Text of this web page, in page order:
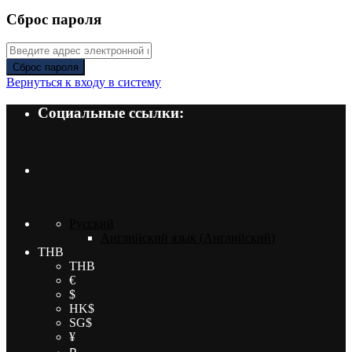
Сброс пароля
Сброс пароля
Вернуться к входу в систему
Социальные ссылки:
THB
THB
€
$
HK$
SG$
¥